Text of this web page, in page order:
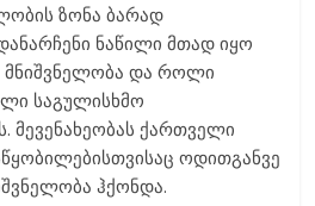
ზონა ბარად
ნაწილი მთად იყო
მნიშვნელობა და როლი
საგულისხმო
მევენახეობას ქართველი
ოდითგანვე
ჰქონდა.